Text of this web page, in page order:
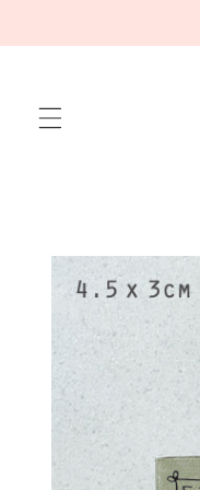
content
Ga direct naar
productinformatie